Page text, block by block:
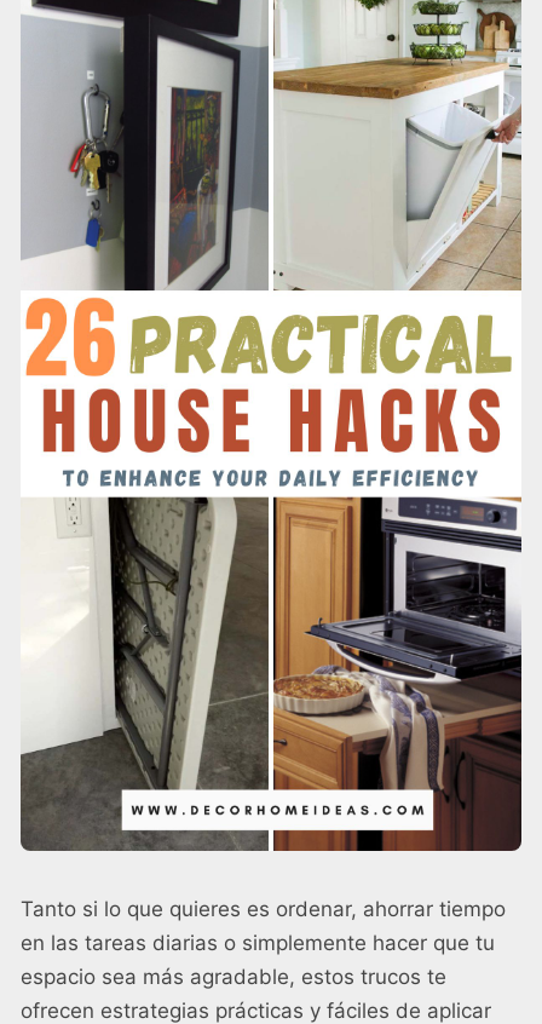
Tanto si lo que quieres es ordenar, ahorrar tiempo
en las tareas diarias o simplemente hacer que tu
espacio sea más agradable, estos trucos te
ofrecen estrategias prácticas y fáciles de aplicar